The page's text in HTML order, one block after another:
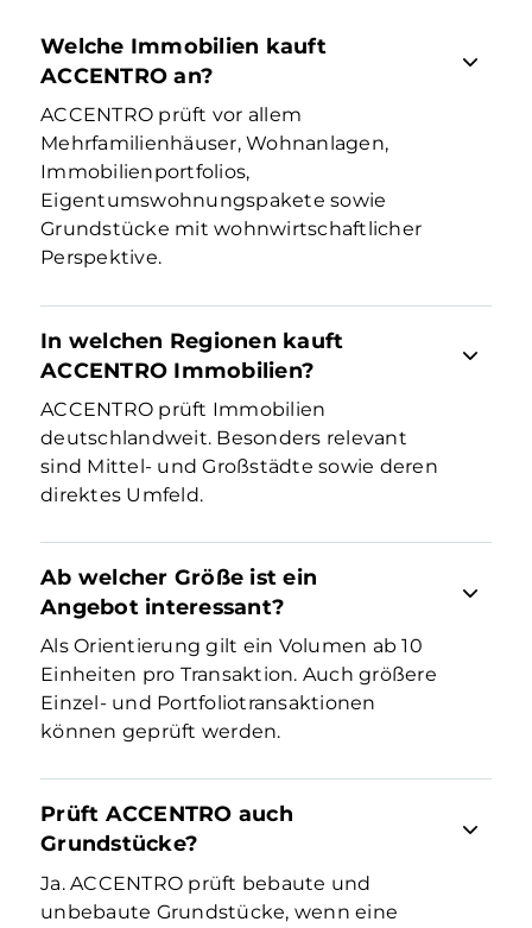
Welche Immobilien kauft
ACCENTRO an?
ACCENTRO prüft vor allem
Mehrfamilienhäuser, Wohnanlagen,
Immobilienportfolios,
Eigentumswohnungspakete sowie
Grundstücke mit wohnwirtschaftlicher
Perspektive.
In welchen Regionen kauft
ACCENTRO Immobilien?
ACCENTRO prüft Immobilien
deutschlandweit. Besonders relevant
sind Mittel- und Großstädte sowie deren
direktes Umfeld.
Ab welcher Größe ist ein
Angebot interessant?
Als Orientierung gilt ein Volumen ab 10
Einheiten pro Transaktion. Auch größere
Einzel- und Portfoliotransaktionen
können geprüft werden.
Prüft ACCENTRO auch
Grundstücke?
Ja. ACCENTRO prüft bebaute und
unbebaute Grundstücke, wenn eine